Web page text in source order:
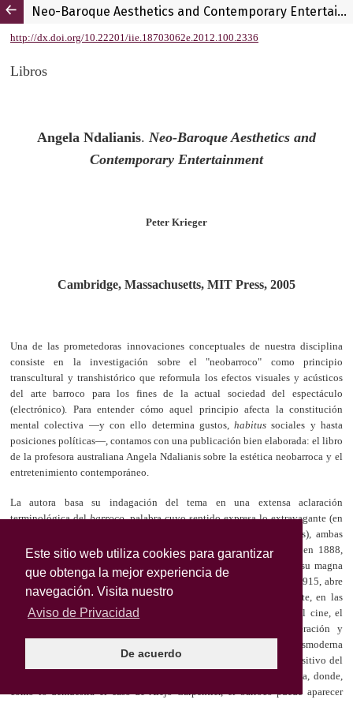
Este sitio web utiliza cookies para garantizar
que obtenga la mejor experiencia de
navegación. Visita nuestro
Aviso de Privacidad
De acuerdo
Neo-Baroque Aesthetics and Contemporary Entertainment, de Angela Ndalianis